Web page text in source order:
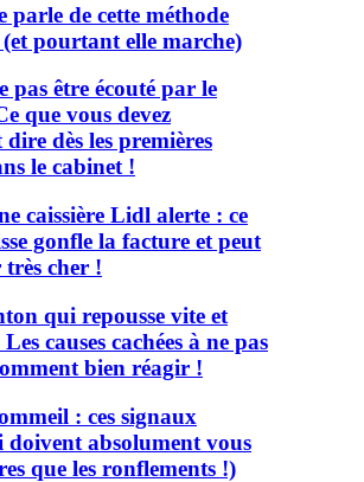
parle de cette méthode
pourtant elle marche)
pas être écouté par le
que vous devez
dès les premières
le cabinet !
caissière Lidl alerte : ce
gonfle la facture et peut
cher !
qui repousse vite et
Les causes cachées à ne pas
bien réagir !
: ces signaux
doivent absolument vous
que les ronflements !)